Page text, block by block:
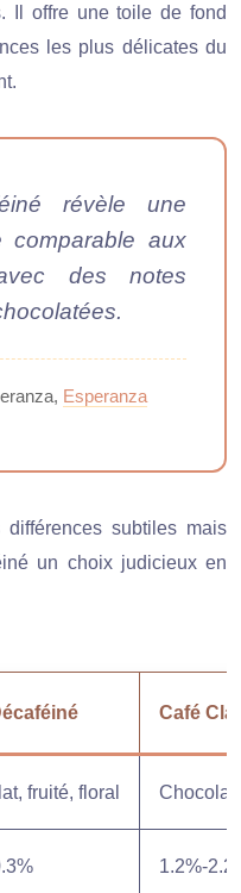
Il offre une toile de fond
les plus délicates du
révèle une
comparable aux
des notes
Esperanza
subtiles mais
un choix judicieux en
Café
fruité, floral
1.2%-